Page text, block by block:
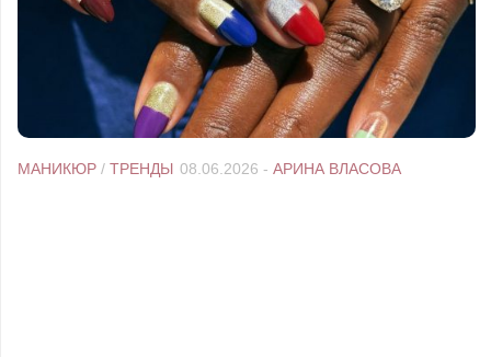
МАНИКЮР / ТРЕНДЫ 08.06.2026 - АРИНА ВЛАСОВА